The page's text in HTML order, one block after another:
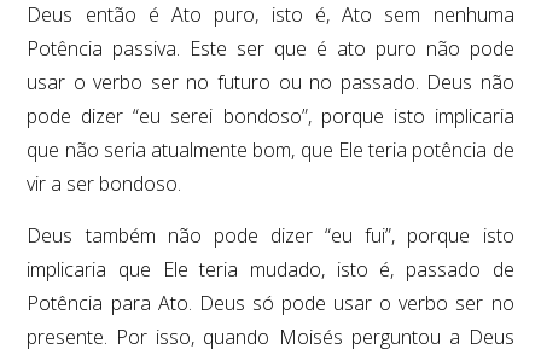
Deus então é Ato puro, isto é, Ato sem nenhuma
Potência passiva. Este ser que é ato puro não pode
usar o verbo ser no futuro ou no passado. Deus não
pode dizer “eu serei bondoso”, porque isto implicaria
que não seria atualmente bom, que Ele teria potência de
vir a ser bondoso.
Deus também não pode dizer “eu fui”, porque isto
implicaria que Ele teria mudado, isto é, passado de
Potência para Ato. Deus só pode usar o verbo ser no
presente. Por isso, quando Moisés perguntou a Deus